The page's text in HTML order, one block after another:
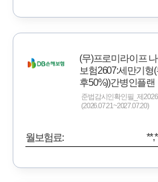
(무)프로미라이프
보험2607:세만기형
후50%))간병인플랜
준법감시인확인필_제
(2026.07.21~2027.07.20)
월보험료: